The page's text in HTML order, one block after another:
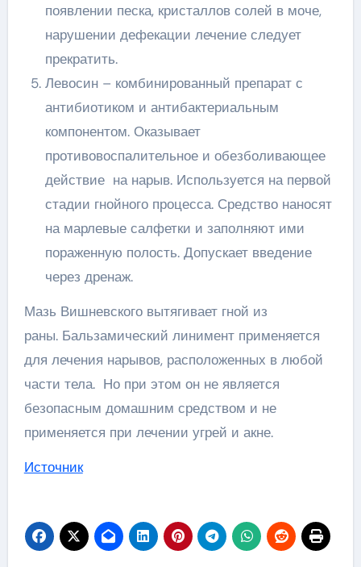
появлении песка, кристаллов солей в моче,
нарушении дефекации лечение следует
прекратить.
Левосин – комбинированный препарат с
антибиотиком и антибактериальным
компонентом. Оказывает
противовоспалительное и обезболивающее
действие на нарыв. Используется на первой
стадии гнойного процесса. Средство наносят
на марлевые салфетки и заполняют ими
пораженную полость. Допускает введение
через дренаж.
Мазь Вишневского вытягивает гной из
раны. Бальзамический линимент применяется
для лечения нарывов, расположенных в любой
части тела. Но при этом он не является
безопасным домашним средством и не
применяется при лечении угрей и акне.
Источник